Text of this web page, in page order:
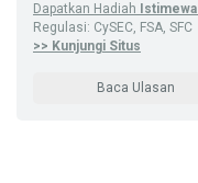
Dapatkan Hadiah
Istimewa
Regulasi: CySEC, FSA, SFC
>> Kunjungi Situs
Baca Ulasan